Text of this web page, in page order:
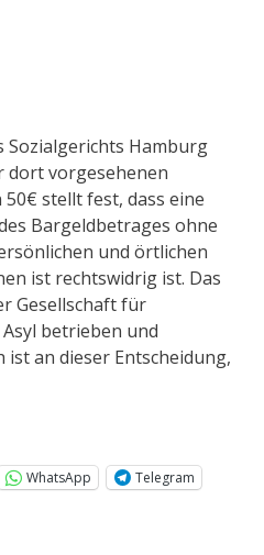
Sozialgerichts Hamburg
dort vorgesehenen
stellt fest, dass eine
Bargeldbetrages ohne
und örtlichen
ist rechtswidrig ist. Das
Gesellschaft für
betrieben und
an dieser Entscheidung,
WhatsApp
Telegram